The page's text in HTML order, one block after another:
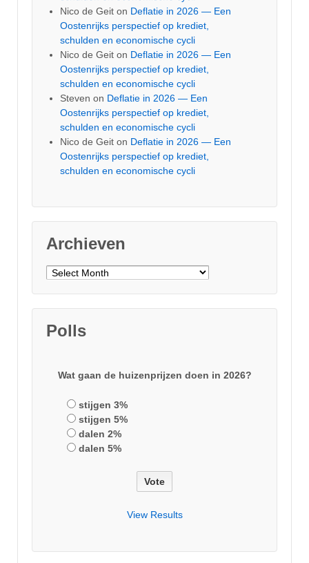
Nico de Geit on Deflatie in 2026 — Een
Oostenrijks perspectief op krediet,
schulden en economische cycli
Nico de Geit on Deflatie in 2026 — Een
Oostenrijks perspectief op krediet,
schulden en economische cycli
Steven on Deflatie in 2026 — Een
Oostenrijks perspectief op krediet,
schulden en economische cycli
Nico de Geit on Deflatie in 2026 — Een
Oostenrijks perspectief op krediet,
schulden en economische cycli
Archieven
Archieven
Polls
Wat gaan de huizenprijzen doen in 2026?
stijgen 3%
stijgen 5%
dalen 2%
dalen 5%
View Results